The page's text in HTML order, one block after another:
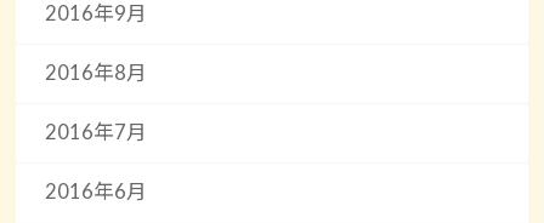
2016年9月
2016年8月
2016年7月
2016年6月